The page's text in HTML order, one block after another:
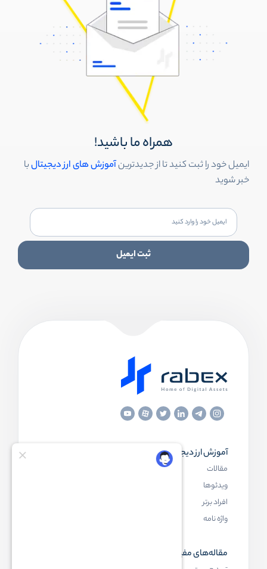
همراه ما باشید!
ایمیل خود را ثبت کنید تا از جدیدترینآموزش های ارز دیجیتالبا
خبر شوید
ثبت ایمیل
آموزش ارز دیجیتال
مقالات
ویدئوها
افراد برتر
واژه نامه
مقاله‌های مفید